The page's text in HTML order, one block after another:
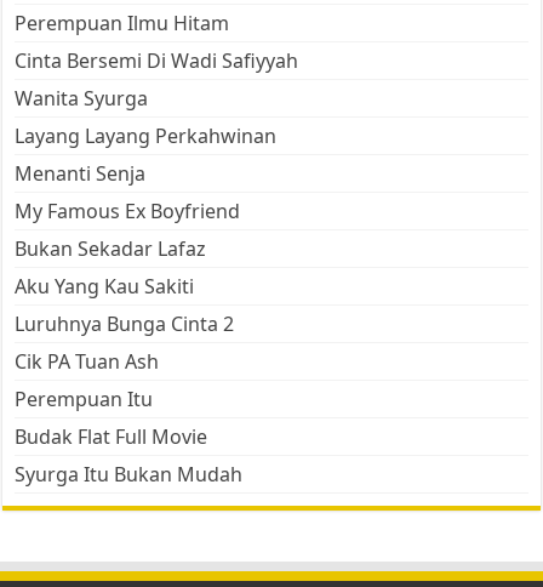
Perempuan Ilmu Hitam
Cinta Bersemi Di Wadi Safiyyah
Wanita Syurga
Layang Layang Perkahwinan
Menanti Senja
My Famous Ex Boyfriend
Bukan Sekadar Lafaz
Aku Yang Kau Sakiti
Luruhnya Bunga Cinta 2
Cik PA Tuan Ash
Perempuan Itu
Budak Flat Full Movie
Syurga Itu Bukan Mudah